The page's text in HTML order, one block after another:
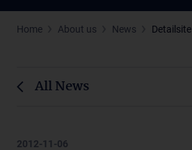
Home About us News Detailsite
All News
2012-11-06